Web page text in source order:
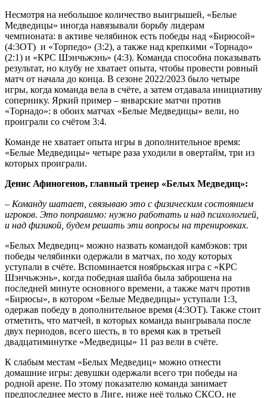
Несмотря на небольшое количество выигрышей, «Белые
Медведицы» иногда навязывали борьбу лидерам
чемпионата: в активе челябинок есть победы над «Бирюсой»
(4:3ОТ) и «Торпедо» (3:2), а также над крепкими «Торнадо»
(2:1) и «КРС Шэнчьжэнь» (4:3). Команда способна показывать
результат, но клубу не хватает опыта, чтобы провести ровный
матч от начала до конца. В сезоне 2022/2023 было четыре
игры, когда команда вела в счёте, а затем отдавала инициативу
сопернику. Яркий пример – январские матчи против
«Торнадо»: в обоих матчах «Белые Медведицы» вели, но
проиграли со счётом 3:4.
Команде не хватает опыта игры в дополнительное время:
«Белые Медведицы» четыре раза уходили в овертайм, три из
которых проиграли.
Денис Афиногенов, главный тренер «Белых Медведиц»:
– Команду шатает, связываю это с физическим состоянием
игроков. Это поправимо: нужно работать и над психологией,
и над физикой, будем решать эти вопросы на тренировках.
«Белых Медведиц» можно назвать командой камбэков: три
победы челябинки одержали в матчах, по ходу которых
уступали в счёте. Вспоминается ноябрьская игра с «КРС
Шэнчьжэнь», когда победная шайба была заброшена на
последней минуте основного времени, а также матч против
«Бирюсы», в котором «Белые Медведицы» уступали 1:3,
одержав победу в дополнительное время (4:3ОТ). Также стоит
отметить, что матчей, в которых команда выигрывала после
двух периодов, всего шесть, в то время как в третьей
двадцатиминутке «Медведицы» 11 раз вели в счёте.
К слабым местам «Белых Медведиц» можно отнести
домашние игры: девушки одержали всего три победы на
родной арене. По этому показателю команда занимает
предпоследнее место в Лиге, ниже неё только СКСО, не